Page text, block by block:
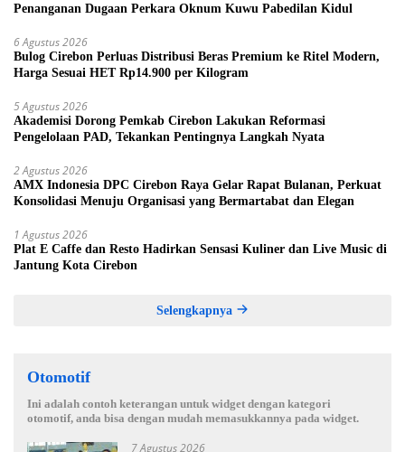
Penanganan Dugaan Perkara Oknum Kuwu Pabedilan Kidul
6 Agustus 2026
Bulog Cirebon Perluas Distribusi Beras Premium ke Ritel Modern,
Harga Sesuai HET Rp14.900 per Kilogram
5 Agustus 2026
Akademisi Dorong Pemkab Cirebon Lakukan Reformasi
Pengelolaan PAD, Tekankan Pentingnya Langkah Nyata
2 Agustus 2026
AMX Indonesia DPC Cirebon Raya Gelar Rapat Bulanan, Perkuat
Konsolidasi Menuju Organisasi yang Bermartabat dan Elegan
1 Agustus 2026
Plat E Caffe dan Resto Hadirkan Sensasi Kuliner dan Live Music di
Jantung Kota Cirebon
Selengkapnya
Otomotif
Ini adalah contoh keterangan untuk widget dengan kategori
otomotif, anda bisa dengan mudah memasukkannya pada widget.
7 Agustus 2026